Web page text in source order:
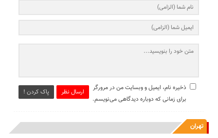
ارسال نظر پاک کردن !
ذخیره نام، ایمیل و وبسایت من در مرورگر
برای زمانی که دوباره دیدگاهی می‌نویسم.
تهران